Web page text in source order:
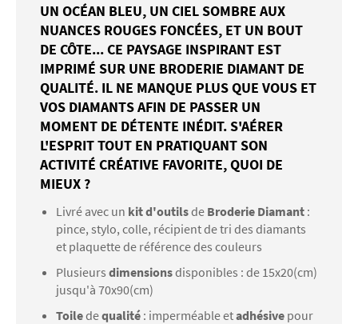
UN OCÉAN BLEU, UN CIEL SOMBRE AUX
NUANCES ROUGES FONCÉES, ET UN BOUT
DE CÔTE... CE PAYSAGE INSPIRANT EST
IMPRIMÉ SUR UNE BRODERIE DIAMANT DE
QUALITÉ. IL NE MANQUE PLUS QUE VOUS ET
VOS DIAMANTS AFIN DE PASSER UN
MOMENT DE DÉTENTE INÉDIT. S'AÉRER
L'ESPRIT TOUT EN PRATIQUANT SON
ACTIVITÉ CRÉATIVE FAVORITE, QUOI DE
MIEUX ?
Livré avec un kit d'outilsde Broderie Diamant :
pince, stylo, colle, récipient de tri des diamants
et plaquette de référence des couleurs
Plusieurs dimensionsdisponibles : de 15x20(cm)
jusqu'à 70x90(cm)
Toiledequalité : imperméable etadhésive pour